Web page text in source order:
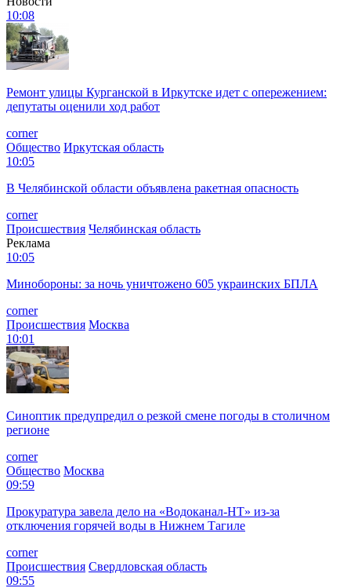
10:08
Ремонт улицы Курганской в Иркутске идет с опережением:
депутаты оценили ход работ
corner
Общество Иркутская область
10:05
В Челябинской области объявлена ракетная опасность
corner
Происшествия Челябинская область
Реклама
10:05
Минобороны: за ночь уничтожено 605 украинских БПЛА
corner
Происшествия Москва
10:01
Синоптик предупредил о резкой смене погоды в столичном
регионе
corner
Общество Москва
09:59
Прокуратура завела дело на «Водоканал-НТ» из-за
отключения горячей воды в Нижнем Тагиле
corner
Происшествия Свердловская область
09:55